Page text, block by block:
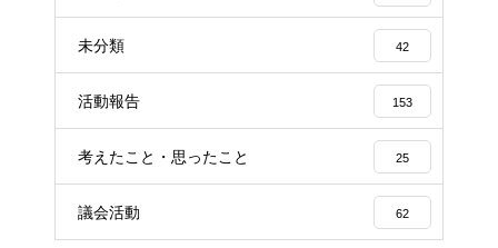
未分類 42
活動報告 153
考えたこと・思ったこと 25
議会活動 62